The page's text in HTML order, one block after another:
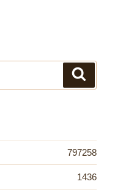
797258
1436